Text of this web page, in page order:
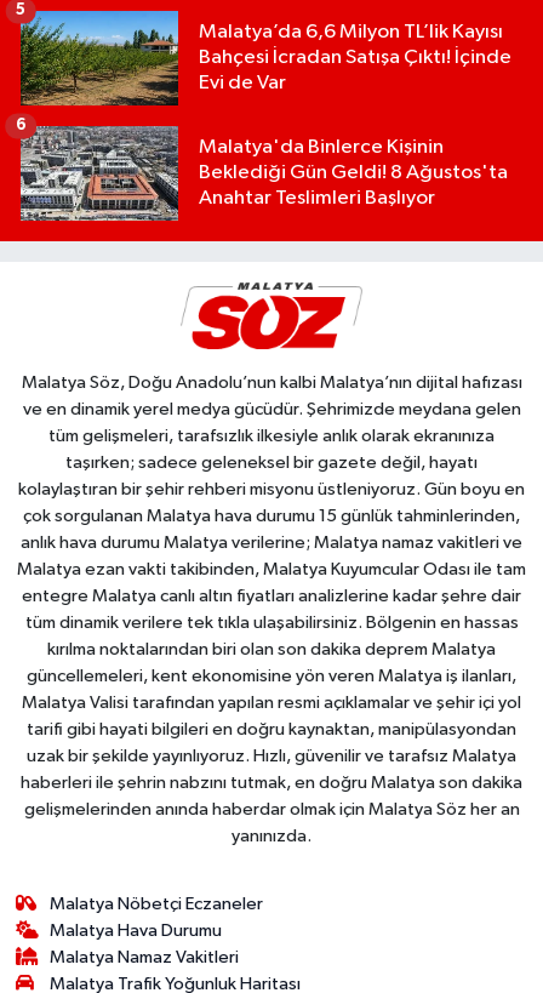
Malatya’da 6,6 Milyon TL’lik Kayısı
Bahçesi İcradan Satışa Çıktı! İçinde
Evi de Var
5
Malatya'da Binlerce Kişinin
Beklediği Gün Geldi! 8 Ağustos'ta
Anahtar Teslimleri Başlıyor
6
Malatya Söz, Doğu Anadolu’nun kalbi Malatya’nın dijital hafızası
ve en dinamik yerel medya gücüdür. Şehrimizde meydana gelen
tüm gelişmeleri, tarafsızlık ilkesiyle anlık olarak ekranınıza
taşırken; sadece geleneksel bir gazete değil, hayatı
kolaylaştıran bir şehir rehberi misyonu üstleniyoruz. Gün boyu en
çok sorgulanan Malatya hava durumu 15 günlük tahminlerinden,
anlık hava durumu Malatya verilerine; Malatya namaz vakitleri ve
Malatya ezan vakti takibinden, Malatya Kuyumcular Odası ile tam
entegre Malatya canlı altın fiyatları analizlerine kadar şehre dair
tüm dinamik verilere tek tıkla ulaşabilirsiniz. Bölgenin en hassas
kırılma noktalarından biri olan son dakika deprem Malatya
güncellemeleri, kent ekonomisine yön veren Malatya iş ilanları,
Malatya Valisi tarafından yapılan resmi açıklamalar ve şehir içi yol
tarifi gibi hayati bilgileri en doğru kaynaktan, manipülasyondan
uzak bir şekilde yayınlıyoruz. Hızlı, güvenilir ve tarafsız Malatya
haberleri ile şehrin nabzını tutmak, en doğru Malatya son dakika
gelişmelerinden anında haberdar olmak için Malatya Söz her an
yanınızda.
Malatya Nöbetçi Eczaneler
Malatya Hava Durumu
Malatya Namaz Vakitleri
Malatya Trafik Yoğunluk Haritası